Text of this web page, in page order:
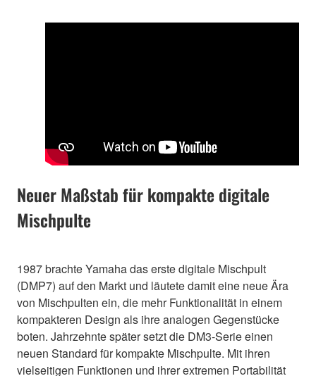
Neuer Maßstab für kompakte digitale
Mischpulte
1987 brachte Yamaha das erste digitale Mischpult
(DMP7) auf den Markt und läutete damit eine neue Ära
von Mischpulten ein, die mehr Funktionalität in einem
kompakteren Design als ihre analogen Gegenstücke
boten. Jahrzehnte später setzt die DM3-Serie einen
neuen Standard für kompakte Mischpulte. Mit ihren
vielseitigen Funktionen und ihrer extremen Portabilität